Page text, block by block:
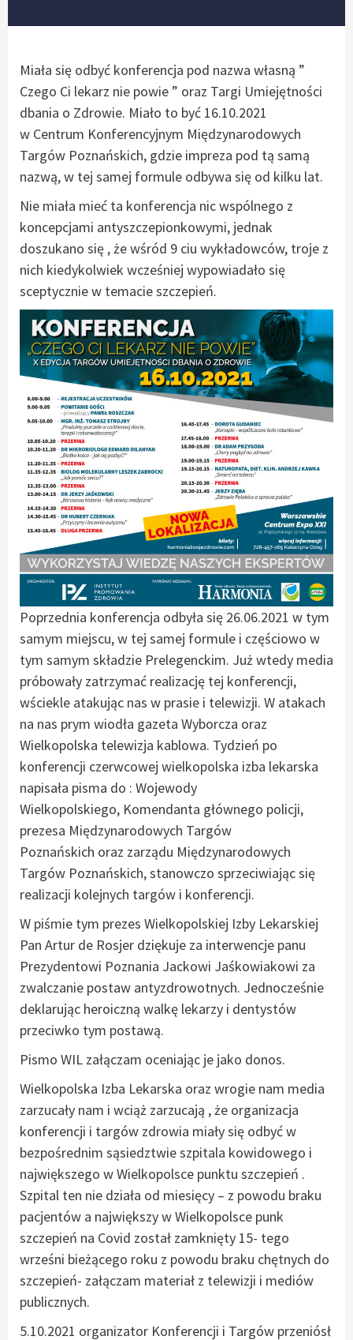
Miała się odbyć konferencja pod nazwa własną ”
Czego Ci lekarz nie powie ” oraz Targi Umiejętności
dbania o Zdrowie. Miało to być 16.10.2021
w Centrum Konferencyjnym Międzynarodowych
Targów Poznańskich, gdzie impreza pod tą samą
nazwą, w tej samej formule odbywa się od kilku lat.
Nie miała mieć ta konferencja nic wspólnego z
koncepcjami antyszczepionkowymi, jednak
doszukano się , że wśród 9 ciu wykładowców, troje z
nich kiedykolwiek wcześniej wypowiadało się
sceptycznie w temacie szczepień.
Poprzednia konferencja odbyła się 26.06.2021 w tym
samym miejscu, w tej samej formule i częściowo w
tym samym składzie Prelegenckim. Już wtedy media
próbowały zatrzymać realizację tej konferencji,
wściekle atakując nas w prasie i telewizji. W atakach
na nas prym wiodła gazeta Wyborcza oraz
Wielkopolska telewizja kablowa. Tydzień po
konferencji czerwcowej wielkopolska izba lekarska
napisała pisma do : Wojewody
Wielkopolskiego, Komendanta głównego policji,
prezesa Międzynarodowych Targów
Poznańskich oraz zarządu Międzynarodowych
Targów Poznańskich, stanowczo sprzeciwiając się
realizacji kolejnych targów i konferencji.
W piśmie tym prezes Wielkopolskiej Izby Lekarskiej
Pan Artur de Rosjer dziękuje za interwencje panu
Prezydentowi Poznania Jackowi Jaśkowiakowi za
zwalczanie postaw antyzdrowotnych. Jednocześnie
deklarując heroiczną walkę lekarzy i dentystów
przeciwko tym postawą.
Pismo WIL załączam oceniając je jako donos.
Wielkopolska Izba Lekarska oraz wrogie nam media
zarzucały nam i wciąż zarzucają , że organizacja
konferencji i targów zdrowia miały się odbyć w
bezpośrednim sąsiedztwie szpitala kowidowego i
największego w Wielkopolsce punktu szczepień .
Szpital ten nie działa od miesięcy – z powodu braku
pacjentów a największy w Wielkopolsce punk
szczepień na Covid został zamknięty 15- tego
wrześni bieżącego roku z powodu braku chętnych do
szczepień- załączam materiał z telewizji i mediów
publicznych.
5.10.2021 organizator Konferencji i Targów przeniósł